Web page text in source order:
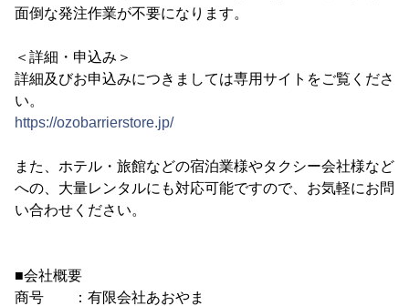
面倒な発注作業が不要になります。
＜詳細・申込み＞
詳細及びお申込みにつきましては専用サイトをご覧くださ
い。
https://ozobarrierstore.jp/
また、ホテル・旅館などの宿泊業様やタクシー会社様など
への、大量レンタルにも対応可能ですので、お気軽にお問
い合わせください。
■会社概要
商号 ：有限会社あおやま